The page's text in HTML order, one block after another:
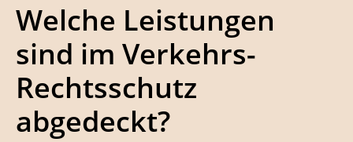
Welche Leistungen
sind im Verkehrs-
Rechtsschutz
abgedeckt?